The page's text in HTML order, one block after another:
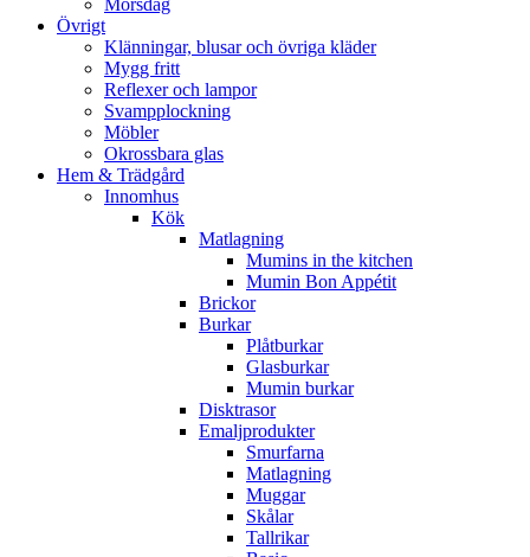
Morsdag
Övrigt
Klänningar, blusar och övriga kläder
Mygg fritt
Reflexer och lampor
Svampplockning
Möbler
Okrossbara glas
Hem & Trädgård
Innomhus
Kök
Matlagning
Mumins in the kitchen
Mumin Bon Appétit
Brickor
Burkar
Plåtburkar
Glasburkar
Mumin burkar
Disktrasor
Emaljprodukter
Smurfarna
Matlagning
Muggar
Skålar
Tallrikar